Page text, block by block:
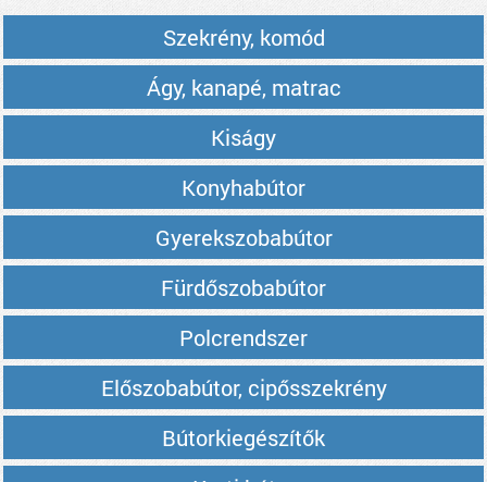
Szekrény, komód
Ágy, kanapé, matrac
Kiságy
Konyhabútor
Gyerekszobabútor
Fürdőszobabútor
Polcrendszer
Előszobabútor, cipősszekrény
Bútorkiegészítők